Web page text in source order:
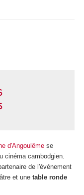
d'Angoulême se
cinéma cambodgien.
de l'événement
et une table ronde